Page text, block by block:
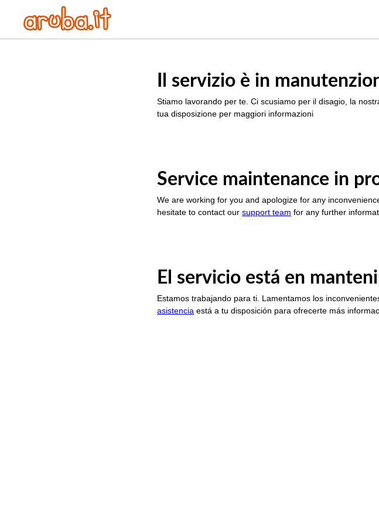
Il servizio è in
Stiamo lavorando per te. Ci scusiamo per il disagio, la
tua disposizione per maggiori informazioni
Service maintenance in
We are working for you and apologize for any
hesitate to contact oursupport team for any further
El servicio está en
Estamos trabajando para ti. Lamentamos los
asistencia está a tu disposición para ofrecerte más